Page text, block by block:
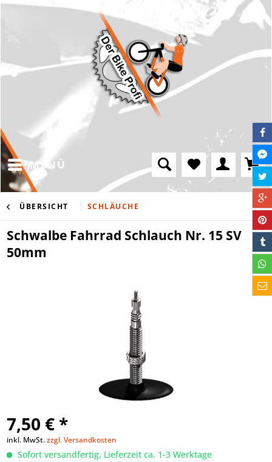
MENÜ
ÜBERSICHT SCHLÄUCHE
Schwalbe Fahrrad Schlauch Nr. 15 SV
50mm
7,50 € *
inkl. MwSt.zzgl. Versandkosten
Sofort versandfertig, Lieferzeit ca. 1-3 Werktage